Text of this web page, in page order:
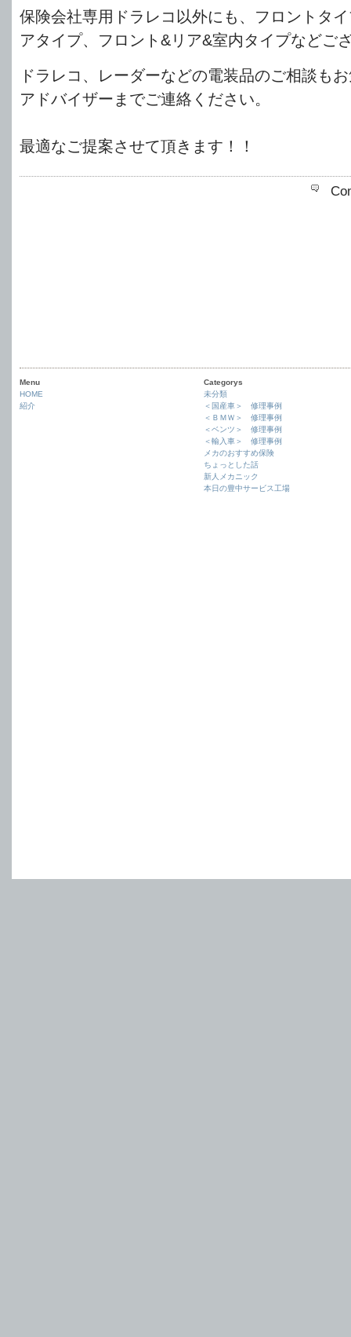
保険会社専用ドラレコ以外にも、フロントタ
アタイプ、フロント&リア&室内タイプなどご
ドラレコ、レーダーなどの電装品のご相談も
アドバイザーまでご連絡ください。
最適なご提案させて頂きます！！
Menu
HOME
紹介
Categorys
未分類
＜国産車＞ 修理事例
＜ＢＭＷ＞ 修理事例
＜ベンツ＞ 修理事例
＜輸入車＞ 修理事例
メカのおすすめ保険
ちょっとした話
新人メカニック
本日の豊中サービス工場